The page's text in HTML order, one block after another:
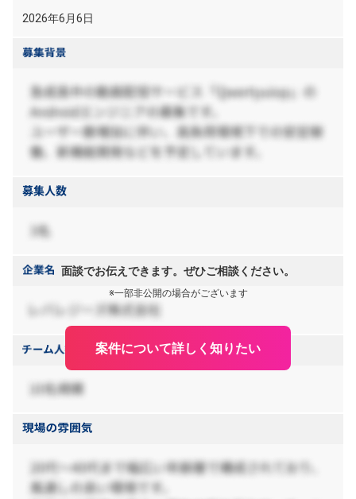
2026年6月6日
面談でお伝えできます。ぜひご相談ください。
※一部非公開の場合がございます
案件について詳しく知りたい